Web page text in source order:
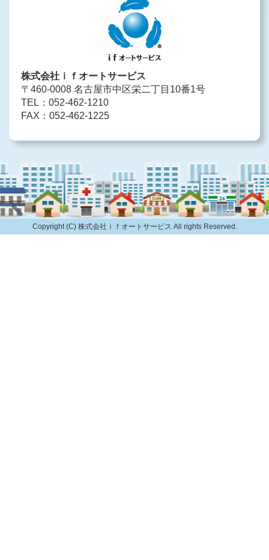
株式会社ｉｆオートサービス
〒460-0008 名古屋市中区栄二丁目10番1号
TEL：052-462-1210
FAX：052-462-1225
Copyright (C) 株式会社ｉｆオートサービス All rights Reserved.